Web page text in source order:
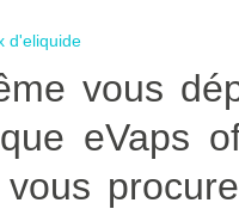
d'eliquide
vous
eVaps
vous